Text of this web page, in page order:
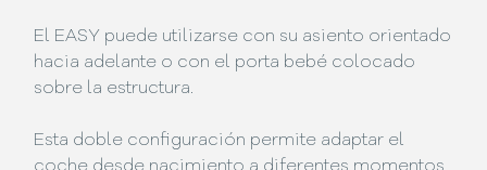
El EASY puede utilizarse con su asiento orientado
hacia adelante o con el porta bebé colocado
sobre la estructura.
Esta doble configuración permite adaptar el